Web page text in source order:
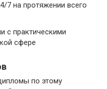
7 на протяжении всего
с практическими
сфере
по этому